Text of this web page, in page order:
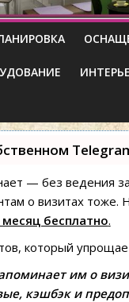
— без ведения
о визитах
бесплатно.
который
им о
кэшбэк и